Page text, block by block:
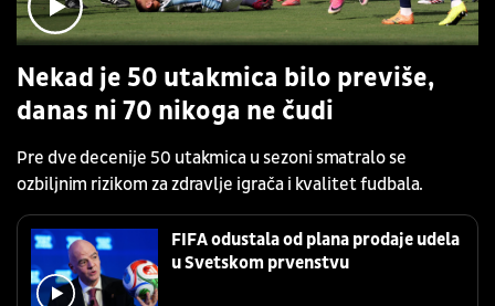
Nekad je 50 utakmica bilo previše,
danas ni 70 nikoga ne čudi
Pre dve decenije 50 utakmica u sezoni smatralo se
ozbiljnim rizikom za zdravlje igrača i kvalitet fudbala.
FIFA odustala od plana prodaje udela
u Svetskom prvenstvu